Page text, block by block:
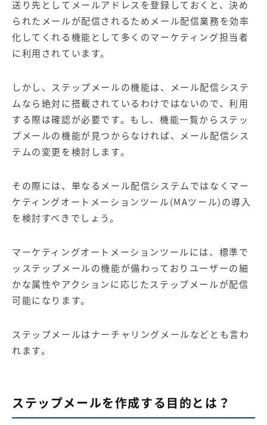
送り先としてメールアドレスを登録しておくと、決め
られたメールが配信されるためメール配信業務を効率
化してくれる機能として多くのマーケティング担当者
に利用されています。
しかし、ステップメールの機能は、メール配信システ
ムなら絶対に搭載されているわけではないので、利用
する際は確認が必要です。もし、機能一覧からステッ
プメールの機能が見つからなければ、メール配信シス
テムの変更を検討します。
その際には、単なるメール配信システムではなく マー
ケティングオートメーションツール(MAツール)の導入
を検討すべきでしょう。
マーケティングオートメーションツールには、標準で
ッステップメールの機能が備わっておりユーザーの細
かな属性やアクションに応じたステップメールが配信
可能になります。
ステップメールはナーチャリングメールなどとも言わ
れます。
ステップメールを作成する目的とは？